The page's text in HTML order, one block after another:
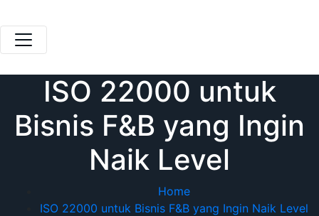
to
content
ISO 22000 untuk
Bisnis F&B yang Ingin
Naik Level
Home
ISO 22000 untuk Bisnis F&B yang Ingin Naik Level